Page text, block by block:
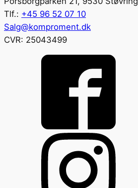
Tlf.: +45 96 52 07 10
Salg@komproment.dk
CVR: 25043499